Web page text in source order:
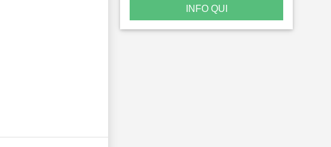
INFO QUI